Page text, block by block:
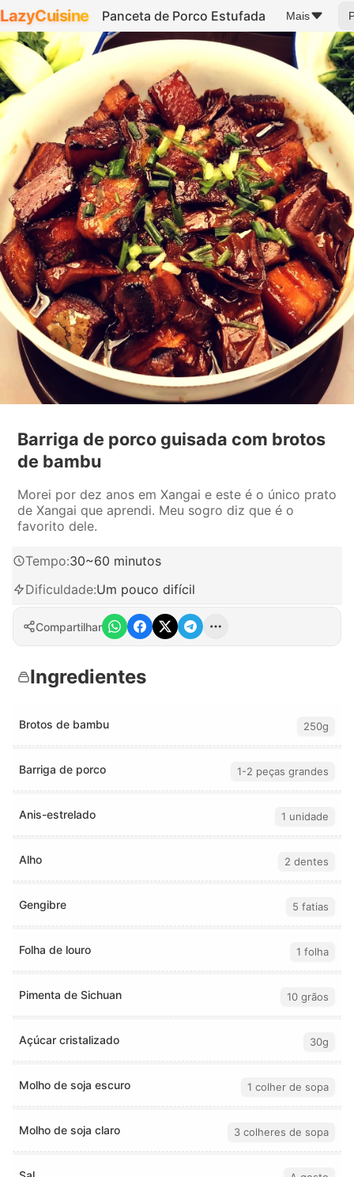
LazyCuisine Panceta de Porco Estufada Mais
Barriga de porco guisada com brotos
de bambu
Morei por dez anos em Xangai e este é o único prato
de Xangai que aprendi. Meu sogro diz que é o
favorito dele.
Tempo:30~60 minutos
Dificuldade:Um pouco difícil
Compartilhar
Ingredientes
Brotos de bambu 250g
Barriga de porco 1-2 peças grandes
Anis-estrelado 1 unidade
Alho 2 dentes
Gengibre 5 fatias
Folha de louro 1 folha
Pimenta de Sichuan 10 grãos
Açúcar cristalizado 30g
Molho de soja escuro 1 colher de sopa
Molho de soja claro 3 colheres de sopa